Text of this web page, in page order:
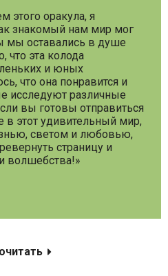
этого оракула, я
знакомый нам мир мог
мы оставались в душе
что эта колода
и юных
что она понравится и
исследуют различные
вы готовы отправиться
в этот удивительный мир,
светом и любовью,
страницу и
волшебства!»